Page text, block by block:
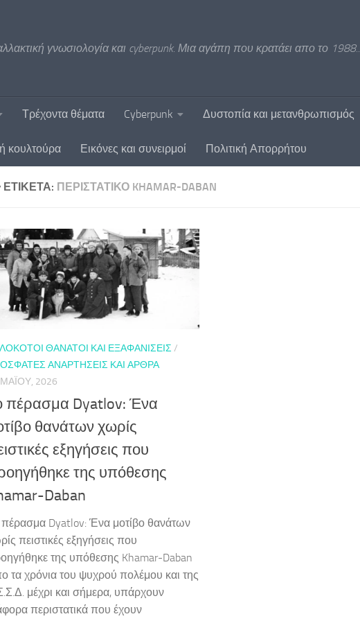
γνωσιολογία και cyberpunk. Μια αγάπη που κρατάει απο το 1988..
Τρέχοντα θέματα Cyberpunk Δυστοπία και μετανθρωπισμός
κουλτούρα Εικόνες και συνειρμοί Πολιτική Απορρήτου
ΕΤΙΚΈΤΑ: ΠΕΡΙΣΤΑΤΙΚΌ KHAMAR-DABAN
ΘΆΝΑΤΟΙ ΚΑΙ ΕΞΑΦΑΝΊΣΕΙΣ /
ΑΝΑΡΤΉΣΕΙΣ ΚΑΙ ΆΡΘΡΑ
2026
πέρασμα Dyatlov: Ένα
θανάτων χωρίς
εξηγήσεις που
της υπόθεσης
Daban
Dyatlov: Ένα μοτίβο θανάτων
πειστικές εξηγήσεις που
της υπόθεσης Khamar-Daban
τα χρόνια του ψυχρού πολέμου και της
μέχρι και σήμερα, υπάρχουν
περιστατικά που έχουν